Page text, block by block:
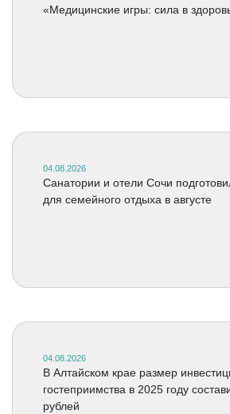
«Медицинские игры: сила в
04.08.2026
Санатории и отели Сочи
для семейного отдыха в августе
04.08.2026
В Алтайском крае размер
гостеприимства в 2025 году
рублей